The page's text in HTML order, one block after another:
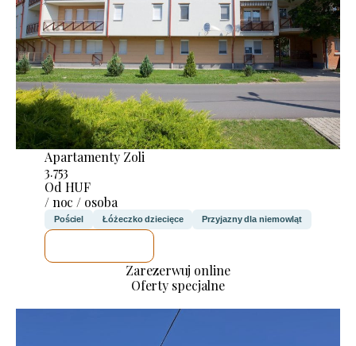
Apartamenty Zoli
3.753
Od HUF
/ noc / osoba
Pościel Łóżeczko dziecięce Przyjazny dla niemowląt
Zarezerwuj online
Oferty specjalne